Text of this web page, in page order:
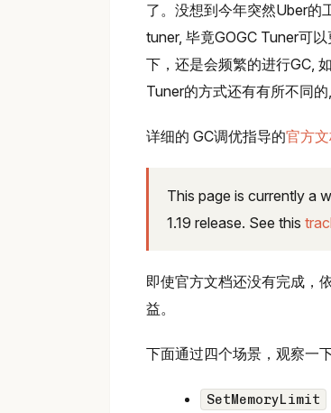
了。没想到今年突然Uber的
tuner, 毕竟GOGC Tuner可
下，还是会频繁的进行GC,
Tuner的方式还有有所不同的
详细的 GC调优指导的官方
This page is currently a
1.19 release. See this
即使官方文档还没有完成，
益。
下面通过四个场景，观察一
SetMemoryLimit